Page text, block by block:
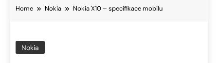
Home Nokia Nokia X10 – specifikace mobilu
Nokia